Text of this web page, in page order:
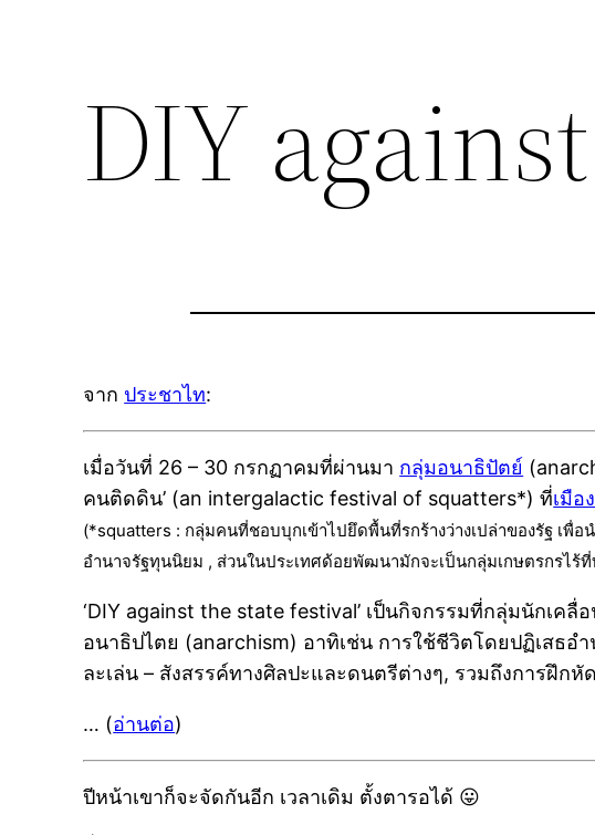
DIY
จาก ประชาไท:
เมื่อวันที่ 26 – 30 กรกฏาคมที่ผ่านมา กลุ่มอนาธิปัตย์
คนติดดิน’ (an intergalactic festival of squatters*) ที่เมือ
(*squatters : กลุ่มคนที่ชอบบุกเข้าไปยึดพื้นที่รกร้างว่างเปล่าของรัฐ เ
อำนาจรัฐทุนนิยม , ส่วนในประเทศด้อยพัฒนามักจะเป็นกลุ่มเกษตรกรไร้
‘DIY against the state festival’ เป็นกิจกรรมที่กลุ่มนักเค
อนาธิปไตย (anarchism) อาทิเช่น การใช้ชีวิตโดยปฏิเสธ
ละเล่น – สังสรรค์ทางศิลปะและดนตรีต่างๆ, รวมถึงการฝึก
… (อ่านต่อ)
ปีหน้าเขาก็จะจัดกันอีก เวลาเดิม ตั้งตารอได้ 😛